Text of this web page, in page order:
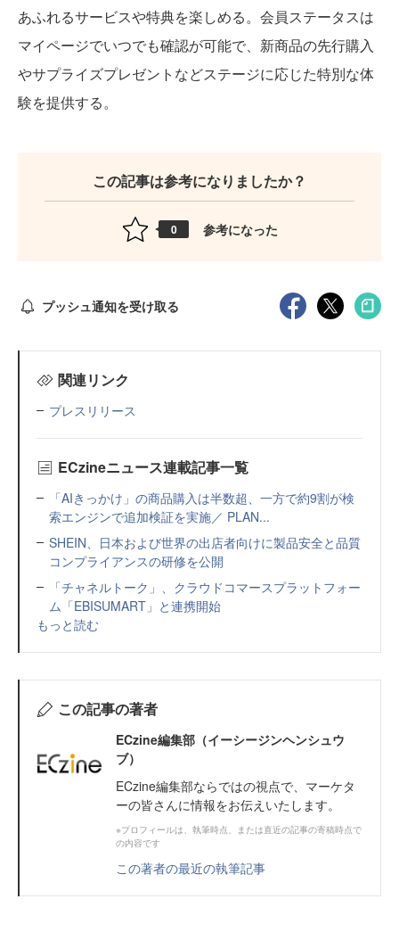
あふれるサービスや特典を楽しめる。会員ステータスは
マイページでいつでも確認が可能で、新商品の先行購入
やサプライズプレゼントなどステージに応じた特別な体
験を提供する。
この記事は参考になりましたか？
0 参考になった
プッシュ通知を受け取る
関連リンク
プレスリリース
ECzineニュース連載記事一覧
「AIきっかけ」の商品購入は半数超、一方で約9割が検
索エンジンで追加検証を実施／ PLAN...
SHEIN、日本および世界の出店者向けに製品安全と品質
コンプライアンスの研修を公開
「チャネルトーク」、クラウドコマースプラットフォー
ム「EBISUMART」と連携開始
もっと読む
この記事の著者
ECzine編集部（イーシージンヘンシュウ
ブ）
ECzine編集部ならではの視点で、マーケタ
ーの皆さんに情報をお伝えいたします。
※プロフィールは、執筆時点、または直近の記事の寄稿時点で
の内容です
この著者の最近の執筆記事